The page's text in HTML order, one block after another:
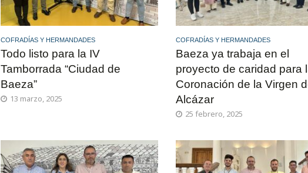
COFRADÍAS Y HERMANDADES
Todo listo para la IV
Tamborrada “Ciudad de
Baeza”
13 marzo, 2025
COFRADÍAS Y HERMANDADES
Baeza ya trabaja en el
proyecto de caridad para
Coronación de la Virgen
Alcázar
25 febrero, 2025